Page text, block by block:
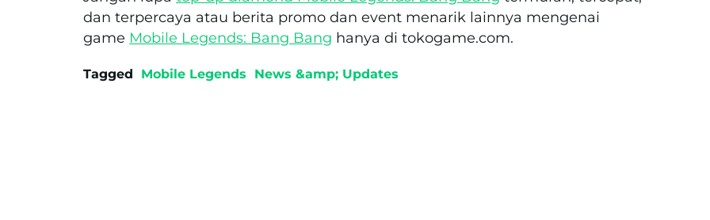
dan terpercaya atau berita promo dan event menarik lainnya mengenai
game Mobile Legends: Bang Bang hanya di tokogame.com.
Tagged Mobile Legends News &amp; Updates